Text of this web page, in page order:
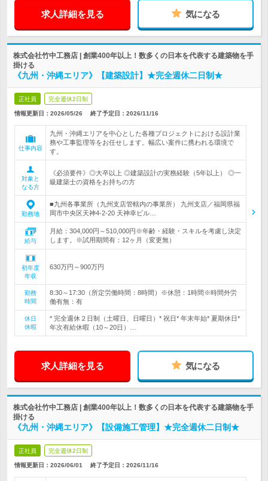
求人詳細を見る 気になる
株式会社竹中工務店 | 創業400年以上！数多くの日本を代表する建築物を手
掛ける
《九州・沖縄エリア》【建築設計】★完全週休二日制★
正社員 完全週休2日制
情報更新日：2026/05/26 終了予定日： 2026/11/16
仕事内容
九州・沖縄エリアを中心とした各種プロジェクトにおける設計業
務や工事監理等をお任せします。幅広い案件に携われる環境で
す。
対象と
なる方
《必須要件》◎大卒以上 ◎建築設計の実務経験（5年以上） ◎一
級建築士の資格をお持ちの方
勤務地
■九州各事業所（九州支店管轄内の事業所） 九州支店／福岡県福
岡市中央区天神4-2-20 天神幸ビル…
給与
月給：304,000円～510,000円※年齢・経験・スキルを考慮し決定
します。※試用期間有：12ヶ月（変更無）
初年度
年収
630万円～900万円
勤務
時間
8:30～17:30（所定労働時間：8時間）※休憩：1時間※時間外労
働有無：有
休日
休暇
* 完全週休２日制（土曜日、日曜日）* 祝日* 年末年始* 夏期休日*
年次有給休暇（10～20日）…
求人詳細を見る 気になる
株式会社竹中工務店 | 創業400年以上！数多くの日本を代表する建築物を手
掛ける
《九州・沖縄エリア》【設備施工管理】★完全週休二日制★
正社員 完全週休2日制
情報更新日：2026/06/01 終了予定日： 2026/11/16